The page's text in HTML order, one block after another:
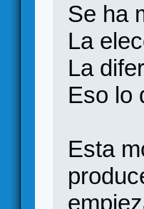
Se ha
La
La
Eso lo
Esta